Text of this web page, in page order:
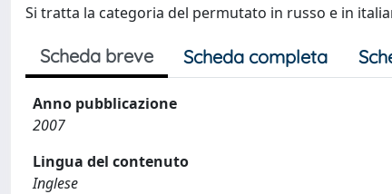
Si tratta la categoria del permutato in russo e in
Scheda breve Scheda completa
Anno pubblicazione
2007
Lingua del contenuto
Inglese